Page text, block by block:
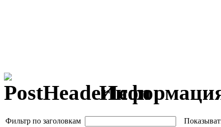
Фильтр по заголовкам